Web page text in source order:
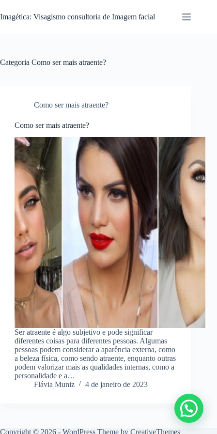
para
o
Imagética: Visagismo consultoria de Imagem facial
Categoria Como ser mais atraente?
Como ser mais atraente?
Como ser mais atraente?
Ser atraente é algo subjetivo e pode significar
diferentes coisas para diferentes pessoas. Algumas
pessoas podem considerar a aparência externa, como
a beleza física, como sendo atraente, enquanto outras
podem valorizar mais as qualidades internas, como a
personalidade e a…
Flávia Muniz
4 de janeiro de 2023
Copyright © 2026 - WordPress Theme by CreativeThemes